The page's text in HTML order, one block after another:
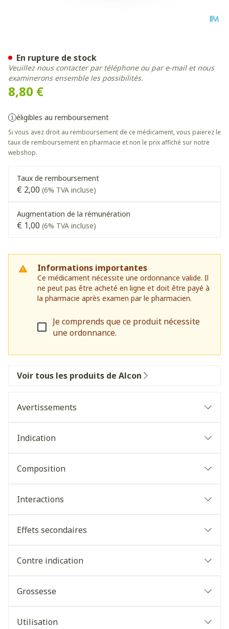
8,80 €
éligibles au remboursement
Si vous avez droit au remboursement de ce médicament, vous paierez le
taux de remboursement en pharmacie et non le prix affiché sur notre
webshop.
Taux de remboursement
€ 2,00 (6% TVA incluse)
Augmentation de la rémunération
€ 1,00 (6% TVA incluse)
Informations importantes
Ce médicament nécessite une ordonnance valide. Il
ne peut pas être acheté en ligne et doit être payé à
la pharmacie après examen par le pharmacien.
Je comprends que ce produit nécessite
une ordonnance.
En rupture de stock
Veuillez nous contacter par téléphone ou par e-mail et nous
examinerons ensemble les possibilités.
Voir tous les produits de Alcon
Avertissements
Indication
Composition
Interactions
Effets secondaires
Contre indication
Grossesse
Utilisation